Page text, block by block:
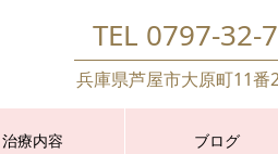
TEL 0797-32-
兵庫県芦屋市大原町11番
治療内容 ブログ